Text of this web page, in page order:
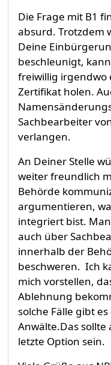
Die Frage mit B1
absurd. Trotzdem
Deine
beschleunigt,
freiwillig irgendwo
Zertifikat holen.
Sachbearbeiter
verlangen.
An Deiner Stelle
weiter freundlich
Behörde
argumentieren,
integriert bist.
auch über
innerhalb der
beschweren. Ich
mich vorstellen,
Ablehnung
solche Fälle gibt
Anwälte.Das sollte
letzte Option sein.